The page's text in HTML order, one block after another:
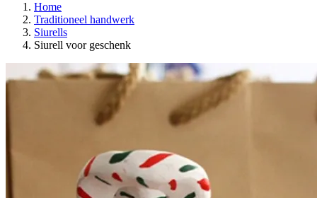
Home
Traditioneel handwerk
Siurells
Siurell voor geschenk